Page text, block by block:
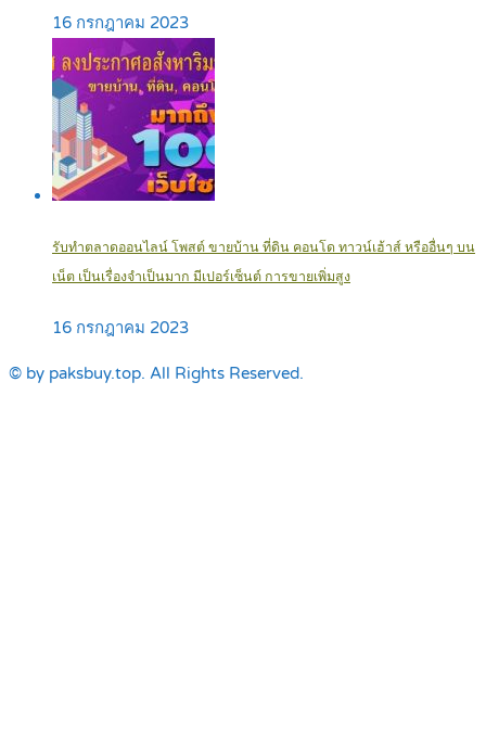
16 กรกฎาคม 2023
รับทำตลาดออนไลน์ โพสต์ ขายบ้าน ที่ดิน คอนโด ทาวน์เฮ้าส์ หรืออื่นๆ บน
เน็ต เป็นเรื่องจำเป็นมาก มีเปอร์เซ็นต์ การขายเพิ่มสูง
16 กรกฎาคม 2023
© by paksbuy.top. All Rights Reserved.